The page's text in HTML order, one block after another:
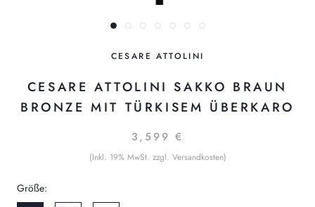
CESARE ATTOLINI
CESARE ATTOLINI SAKKO BRAUN
BRONZE MIT TÜRKISEM ÜBERKARO
3,599 €
(Inkl. 19% MwSt. zzgl. Versandkosten)
Größe: